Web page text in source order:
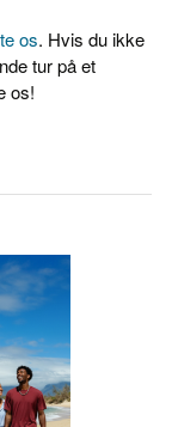
os. Hvis du ikke
tur på et
os!